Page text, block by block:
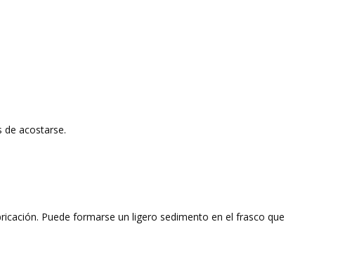
de acostarse.
Puede formarse un ligero sedimento en el frasco que